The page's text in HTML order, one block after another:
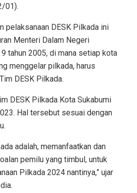
01).
pelaksanaan DESK Pilkada ini
Menteri Dalam Negeri
tahun 2005, di mana setiap kota
menggelar pilkada, harus
DESK Pilkada.
DESK Pilkada Kota Sukabumi
Hal tersebut sesuai dengan
adalah, memanfaatkan dan
pemilu yang timbul, untuk
Pilkada 2024 nantinya,” ujar